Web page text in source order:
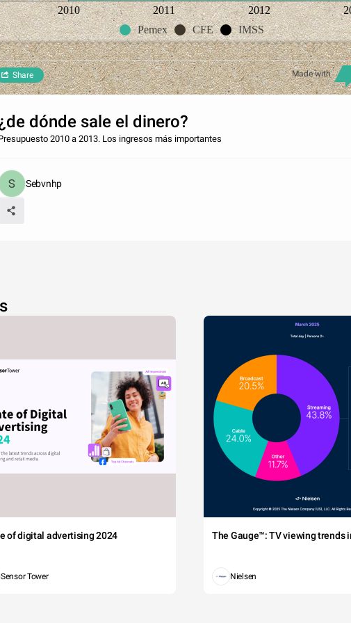
2010
2011 2012
Pemex
CFE IMSS
Made with
Share
dónde sale el dinero?
2010 a 2013. Los ingresos más importantes
Sebvnhp
of digital advertising 2024
Sensor Tower
The Gauge™: TV viewing trends
Nielsen